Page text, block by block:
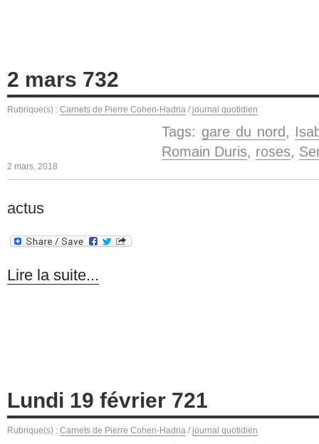
2 mars 732
Rubrique(s) : Carnets de Pierre Cohen-Hadria / journal quotidien
Tags: gare du nord ,
Romain Duris, roses,
2 mars, 2018
actus
Lire la suite...
Lundi 19 février 721
Rubrique(s) : Carnets de Pierre Cohen-Hadria / journal quotidien